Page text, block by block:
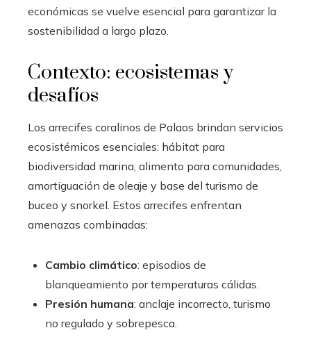
económicas se vuelve esencial para garantizar la
sostenibilidad a largo plazo.
Contexto: ecosistemas y
desafíos
Los arrecifes coralinos de Palaos brindan servicios
ecosistémicos esenciales: hábitat para
biodiversidad marina, alimento para comunidades,
amortiguación de oleaje y base del turismo de
buceo y snorkel. Estos arrecifes enfrentan
amenazas combinadas:
Cambio climático: episodios de
blanqueamiento por temperaturas cálidas.
Presión humana: anclaje incorrecto, turismo
no regulado y sobrepesca.